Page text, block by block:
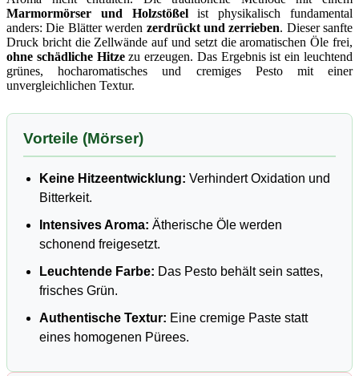
Marmormörser und Holzstößelist physikalisch fundamental
anders: Die Blätter werden zerdrückt und zerrieben. Dieser sanfte
Druck bricht die Zellwände auf und setzt die aromatischen Öle frei,
ohne schädliche Hitzezu erzeugen. Das Ergebnis ist ein leuchtend
grünes, hocharomatisches und cremiges Pesto mit einer
unvergleichlichen Textur.
Vorteile (Mörser)
Keine Hitzeentwicklung: Verhindert Oxidation und
Bitterkeit.
Intensives Aroma: Ätherische Öle werden
schonend freigesetzt.
Leuchtende Farbe: Das Pesto behält sein sattes,
frisches Grün.
Authentische Textur: Eine cremige Paste statt
eines homogenen Pürees.